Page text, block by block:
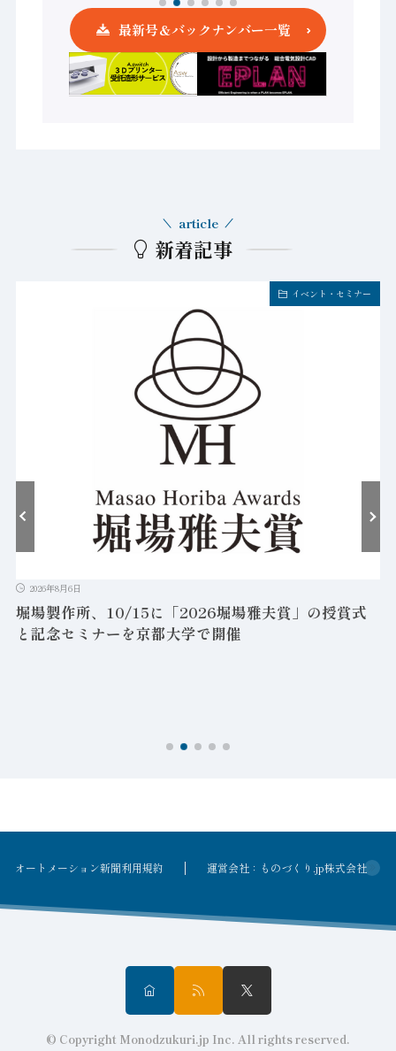
最新号＆バックナンバー一覧
新着記事
article
イベント・セミナー
2026年8月6日
堀場製作所、10/15に「2026堀場雅夫賞」の授賞式
と記念セミナーを京都大学で開催
オートメーション新聞利用規約 運営会社：ものづくり.jp株式会社
© Copyright Monodzukuri.jp Inc. All rights reserved.